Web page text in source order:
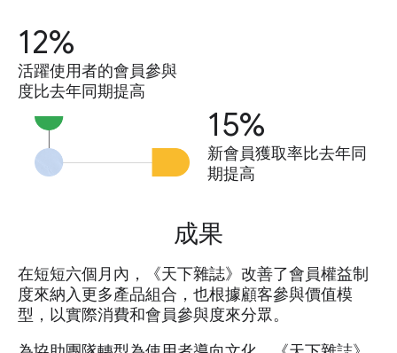
12%
活躍使用者的會員參與
度比去年同期提高
15%
新會員獲取率比去年同
期提高
成果
在短短六個月內，《天下雜誌》改善了會員權益制
度來納入更多產品組合，也根據顧客參與價值模
型，以實際消費和會員參與度來分眾。